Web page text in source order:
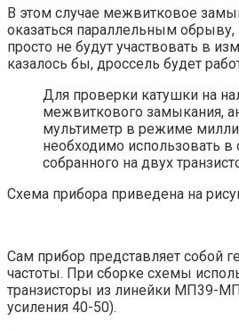
В этом случае межвитковое
оказаться параллельным обрыву,
просто не будут участвовать в
казалось бы, дроссель будет
Для проверки катушки на
межвиткового замыкания,
мультиметр в режиме
необходимо использовать в
собранного на двух
Схема прибора приведена на
Сам прибор представляет собой
частоты. При сборке схемы
транзисторы из линейки МП39-
усиления 40-50).